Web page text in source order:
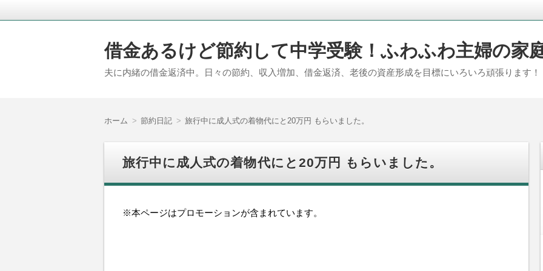
借金あるけど節約して中学受験！ふわふわ主婦の家
夫に内緒の借金返済中。日々の節約、収入増加、借金返済、老後の資産形成を目標にいろいろ頑張ります
ホーム 節約日記 旅行中に成人式の着物代にと20万円 もらいました。
旅行中に成人式の着物代にと20万円 もらいました。
※本ページはプロモーションが含まれています。